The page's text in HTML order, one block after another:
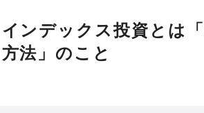
インデックス投資とは
方法」のこと